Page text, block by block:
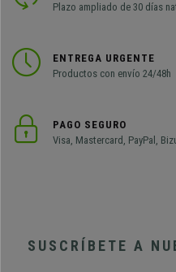
Plazo ampliado de 30 días
ENTREGA URGENTE
Productos con envío 24/48h
PAGO SEGURO
Visa, Mastercard, PayPal,
SUSCRÍBETE A